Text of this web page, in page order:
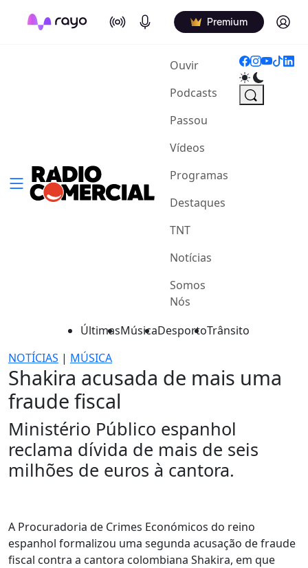
On Air Podcasts Premium Log in
Ouvir(current)
Podcasts
Passou
Vídeos
Programas
Destaques
TNT
Notícias
Somos
Nós
ÚltimasMúsicaDesportoTrânsito
NOTÍCIAS | MÚSICA
Shakira acusada de mais uma
fraude fiscal
Ministério Público espanhol
reclama dívida de mais de seis
milhões de euros à cantora.
A Procuradoria de Crimes Económicos do reino
espanhol formalizou uma segunda acusação de fraude
fiscal contra a cantora colombiana Shakira, em que